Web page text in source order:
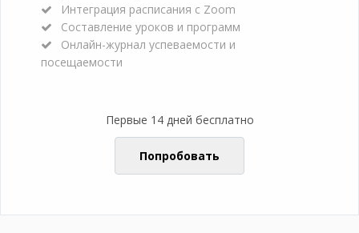
Интеграция расписания с Zoom
Составление уроков и программ
Онлайн-журнал успеваемости и
посещаемости
Первые 14 дней бесплатно
Попробовать